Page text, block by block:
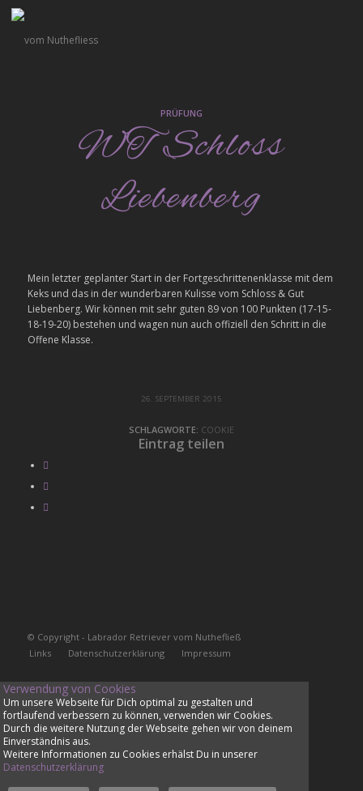
PRÜFUNG
WT Schloss
Liebenberg
Mein letzter geplanter Start in der Fortgeschrittenenklasse mit dem
Keks und das in der wunderbaren Kulisse vom Schloss & Gut
Liebenberg. Wir können mit sehr guten 89 von 100 Punkten (17-15-
18-19-20) bestehen und wagen nun auch offiziell den Schritt in die
Offene Klasse.
26. SEPTEMBER 2015
SCHLAGWORTE: COOKIE
Eintrag teilen
© Copyright - Labrador Retriever vom Nuthefließ
Links
Datenschutzerklärung Impressum
Verwendung von Cookies
Um unsere Webseite für Dich optimal zu gestalten und
fortlaufend verbessern zu können, verwenden wir Cookies.
Durch die weitere Nutzung der Webseite gehen wir von deinem
Einverständnis aus.
Weitere Informationen zu Cookies erhälst Du in unserer
Datenschutzerklärung